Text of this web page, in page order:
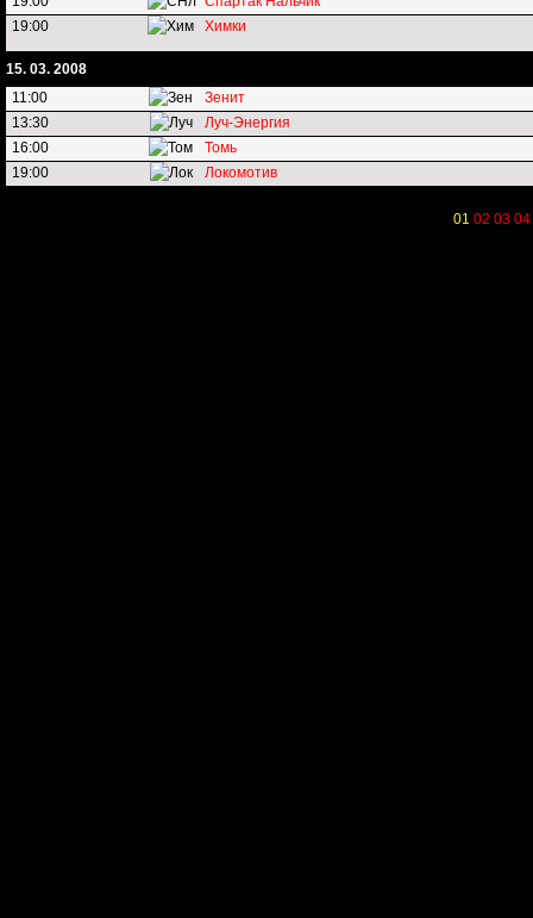
19:00
Химки
15. 03. 2008
11:00
Зенит
13:30
Луч-Энергия
16:00
Томь
19:00
Локомотив
01 02 03 04